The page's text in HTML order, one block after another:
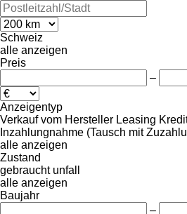
Schweiz
alle anzeigen
Preis
–
Anzeigentyp
Verkauf vom Hersteller Leasing
Inzahlungnahme (Tausch mit
alle anzeigen
Zustand
gebraucht unfall
alle anzeigen
Baujahr
–